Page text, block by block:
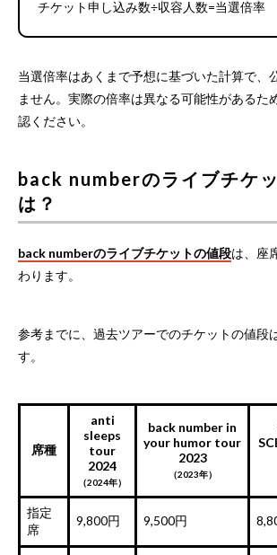
チケット申し込み数÷収容人数=当選倍率
当選倍率はあくまで予想に基づいた計算で、
ません。実際の倍率は異なる可能性があるた
認ください。
back numberのライブチケ
は？
back numberのライブチケットの値段は、座
わります。
参考までに、過去ツアーでのチケットの値段
す。
席種
anti
sleeps
tour
2024
（2024年）
back number in
your humor tour
2023
（2023年）
指定
席
9,800円 9,500円